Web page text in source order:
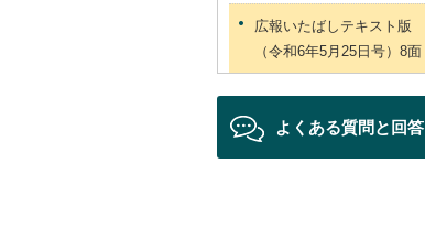
広報いたばしテキスト版
（令和6年5月25日号）8面
よくある質問と回答